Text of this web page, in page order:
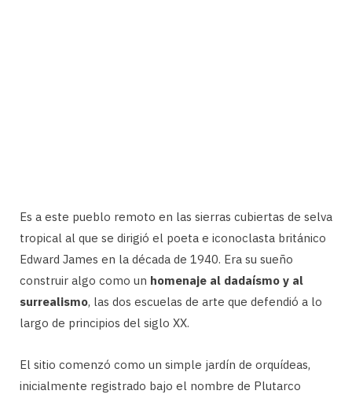
Es a este pueblo remoto en las sierras cubiertas de selva
tropical al que se dirigió el poeta e iconoclasta británico
Edward James en la década de 1940. Era su sueño
construir algo como un homenaje al dadaísmo y al
surrealismo, las dos escuelas de arte que defendió a lo
largo de principios del siglo XX.
El sitio comenzó como un simple jardín de orquídeas,
inicialmente registrado bajo el nombre de Plutarco